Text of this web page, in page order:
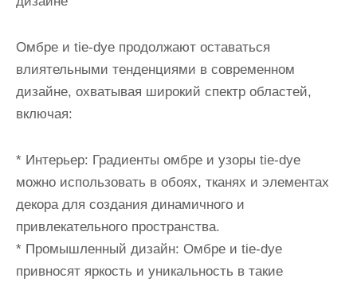
Омбре и tie-dye продолжают оставаться
влиятельными тенденциями в современном
дизайне, охватывая широкий спектр областей,
включая:
* Интерьер: Градиенты омбре и узоры tie-dye
можно использовать в обоях, тканях и элементах
декора для создания динамичного и
привлекательного пространства.
* Промышленный дизайн: Омбре и tie-dye
привносят яркость и уникальность в такие